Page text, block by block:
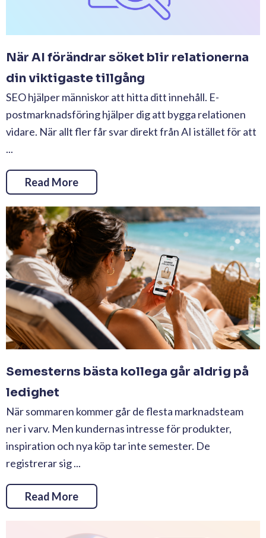
När AI förändrar söket blir relationerna
din viktigaste tillgång
SEO hjälper människor att hitta ditt innehåll. E-
postmarknadsföring hjälper dig att bygga relationen
vidare. När allt fler får svar direkt från AI istället för att
...
Read More
Semesterns bästa kollega går aldrig på
ledighet
När sommaren kommer går de flesta marknadsteam
ner i varv. Men kundernas intresse för produkter,
inspiration och nya köp tar inte semester. De
registrerar sig ...
Read More